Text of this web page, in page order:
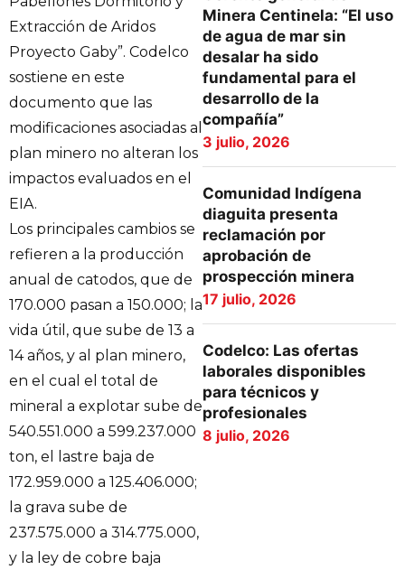
Extracción de Aridos
Proyecto Gaby”. Codelco
sostiene en este
documento que las
modificaciones asociadas al
plan minero no alteran los
impactos evaluados en el
EIA.
Los principales cambios se
refieren a la producción
anual de catodos, que de
170.000 pasan a 150.000; la
vida útil, que sube de 13 a
14 años, y al plan minero,
en el cual el total de
mineral a explotar sube de
540.551.000 a 599.237.000
ton, el lastre baja de
172.959.000 a 125.406.000;
la grava sube de
237.575.000 a 314.775.000,
y la ley de cobre baja
Minera Centinela: “El uso
de agua de mar sin
desalar ha sido
fundamental para el
desarrollo de la
compañía”
3 julio, 2026
Comunidad Indígena
diaguita presenta
reclamación por
aprobación de
prospección minera
17 julio, 2026
Codelco: Las ofertas
laborales disponibles
para técnicos y
profesionales
8 julio, 2026